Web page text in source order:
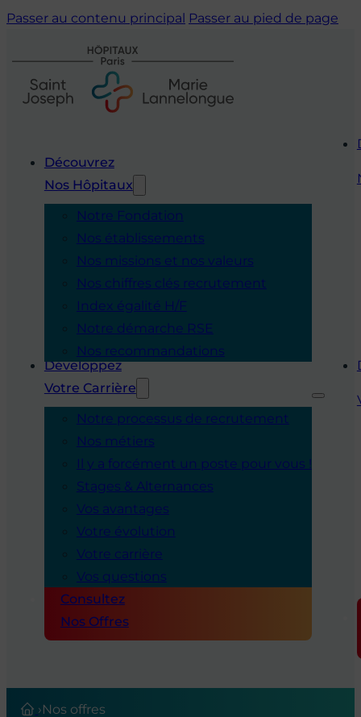
Passer au contenu principal Passer au pied de page
Découvrez
Nos Hôpitaux
Notre Fondation
Nos établissements
Nos missions et nos valeurs
Nos chiffres clés recrutement
Index égalité H/F
Notre démarche RSE
Nos recommandations
Développez
Votre Carrière
Notre processus de recrutement
Nos métiers
Il y a forcément un poste pour vous !
Stages & Alternances
Vos avantages
Votre évolution
Votre carrière
Vos questions
Consultez
Nos Offres
›Nos offres